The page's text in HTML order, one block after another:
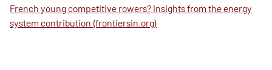
French young competitive rowers? Insights from the energy
system contribution (frontiersin.org)